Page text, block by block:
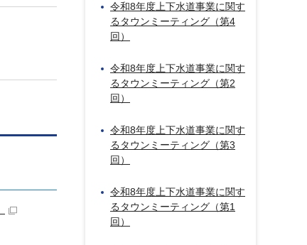
令和8年度上下水道事業に関す
るタウンミーティング（第4
回）
令和8年度上下水道事業に関す
るタウンミーティング（第2
回）
令和8年度上下水道事業に関す
るタウンミーティング（第3
回）
令和8年度上下水道事業に関す
るタウンミーティング（第1
回）